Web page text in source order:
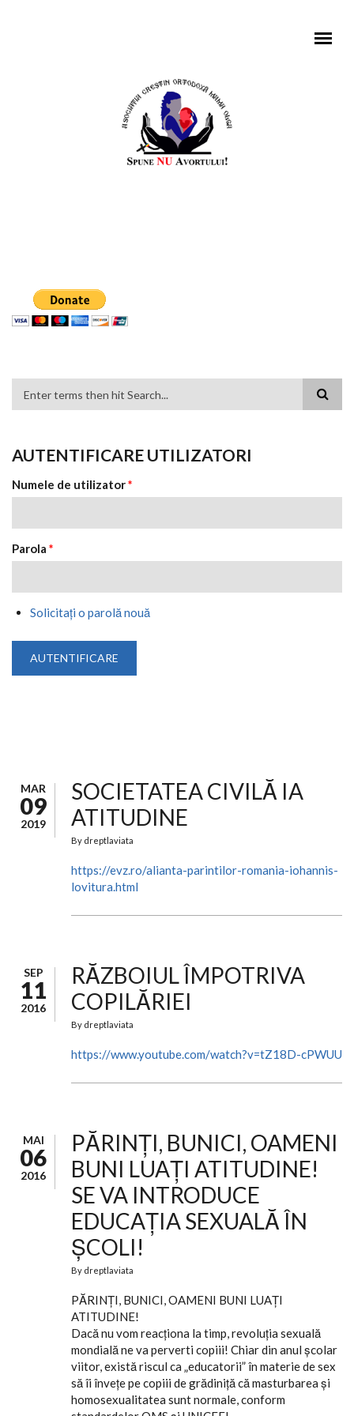
FORMULAR DE CĂUTARE
AUTENTIFICARE UTILIZATORI
Numele de utilizator*
Parola *
Solicitaţi o parolă nouă
MAR
09
2019
SOCIETATEA CIVILĂ IA
ATITUDINE
By dreptlaviata
https://evz.ro/alianta-parintilor-romania-iohannis-
lovitura.html
SEP
11
2016
RĂZBOIUL ÎMPOTRIVA
COPILĂRIEI
By dreptlaviata
https://www.youtube.com/watch?v=tZ18D-cPWUU
MAI
06
2016
PĂRINȚI, BUNICI, OAMENI
BUNI LUAȚI ATITUDINE!
SE VA INTRODUCE
EDUCAȚIA SEXUALĂ ÎN
ȘCOLI!
By dreptlaviata
PĂRINȚI, BUNICI, OAMENI BUNI LUAȚI
ATITUDINE!
Dacă nu vom reacţiona la timp, revoluţia sexuală
mondială ne va perverti copiii! Chiar din anul şcolar
viitor, există riscul ca „educatorii” în materie de sex
să îi înveţe pe copiii de grădiniţă că masturbarea şi
homosexualitatea sunt normale, conform